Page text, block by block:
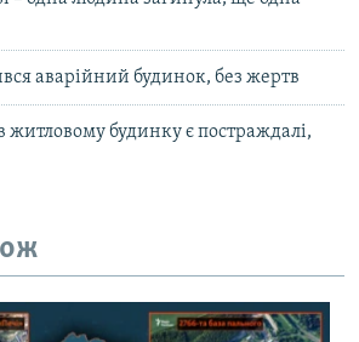
аварійний будинок, без жертв
житловому будинку є постраждалі,